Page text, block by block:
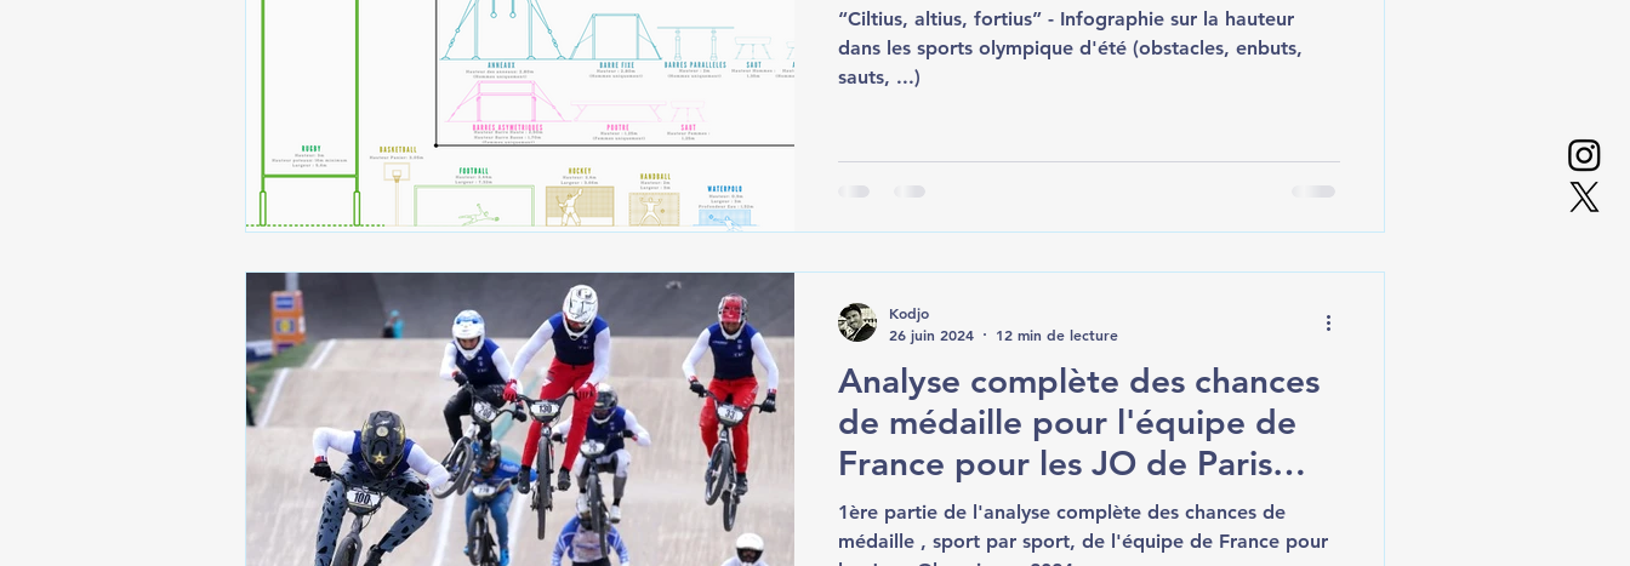
“Ciltius, altius, fortius” - Infographie sur la hauteur
dans les sports olympique d'été (obstacles, enbuts,
sauts, ...)
Analyse complète des chances
de médaille pour l'équipe de
France pour les JO de Paris
2024 - Partie 1
1ère partie de l'analyse complète des chances de
médaille , sport par sport, de l'équipe de France pour
Kodjo
26 juin 2024
12 min de lecture